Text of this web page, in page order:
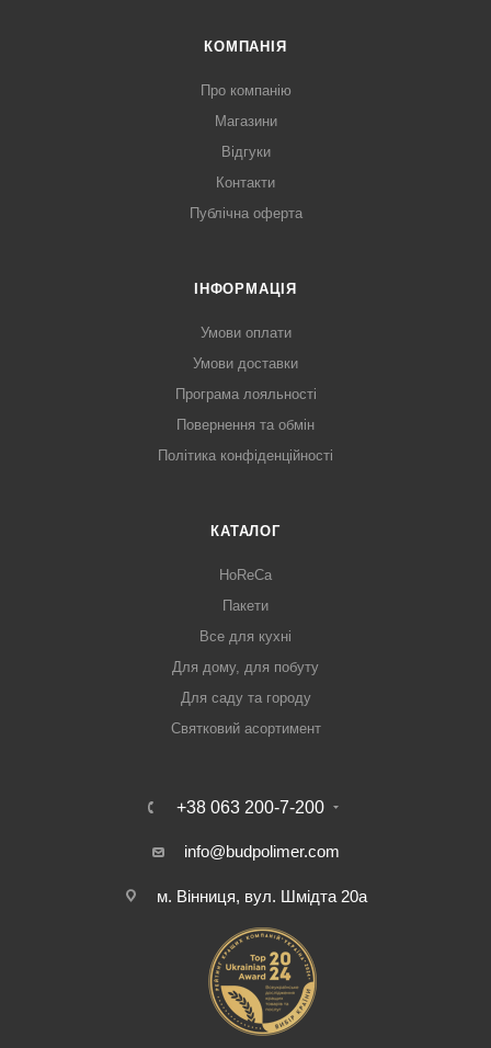
КОМПАНІЯ
Про компанію
Магазини
Відгуки
Контакти
Публічна оферта
ІНФОРМАЦІЯ
Умови оплати
Умови доставки
Програма лояльності
Повернення та обмін
Політика конфіденційності
КАТАЛОГ
HoReCa
Пакети
Все для кухні
Для дому, для побуту
Для саду та городу
Святковий асортимент
+38 063 200-7-200
info@budpolimer.com
м. Вінниця, вул. Шмідта 20а